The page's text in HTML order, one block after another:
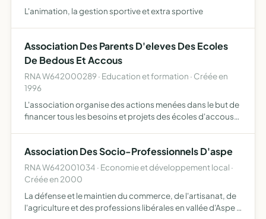
L'animation, la gestion sportive et extra sportive
Association Des Parents D'eleves Des Ecoles
De Bedous Et Accous
RNA W642000289 · Education et formation · Créée en
1996
L'association organise des actions menées dans le but de
financer tous les besoins et projets des écoles d'accous
Association Des Socio-Professionnels D'aspe
RNA W642001034 · Economie et développement local ·
Créée en 2000
La défense et le maintien du commerce, de l'artisanat, de
l'agriculture et des professions libérales en vallée d'Aspe .